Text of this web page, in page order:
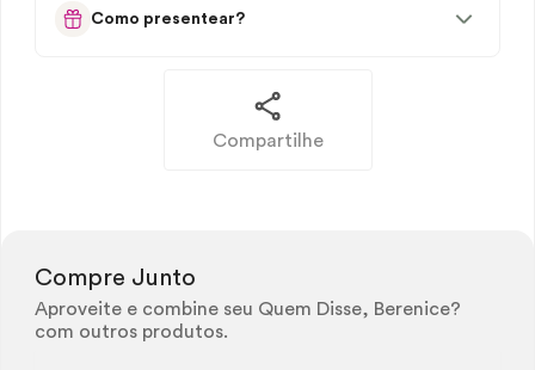
Como presentear?
Compartilhe
Compre Junto
Aproveite e combine seu Quem Disse, Berenice?
com outros produtos.